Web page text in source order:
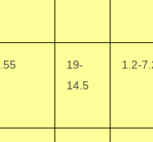
19-
14.5
1.2-